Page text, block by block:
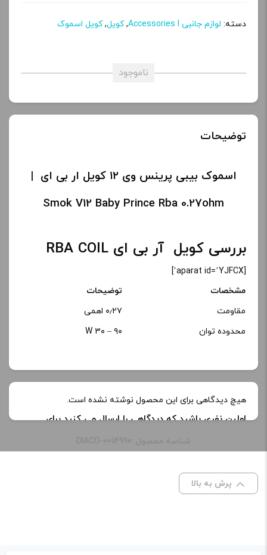
دسته: لوازم جانبی Accessories l ,کویل,کویل اسموک
ناموجود
توضیحات
اسموک بیبی پرینس وی ۱۲ کویل ار بی ای |
Smok V12 Baby Prince Rba 0.27ohm
بررسی کویل آر بی ای RBA COIL
[aparat id=’YJFCX’]
مشخصات
توضیحات
مقاومت
۰٫۲۷ اهمی
محدوده توان
۹۰ – ۳۰ W
هیچ دیدگاهی برای این محصول نوشته نشده است.
اولین نفری باشید که دیدگاهی را ارسال می کنید برای
نشانی ایمیل شما منتشر نخواهد شد.
علامت‌گذاری شده‌اند
شناسه محصول: DIACO-0014990
پرش به بالا